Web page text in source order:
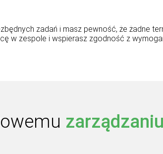
zadań i masz pewność, że żadne
w zespole i wspierasz zgodność z